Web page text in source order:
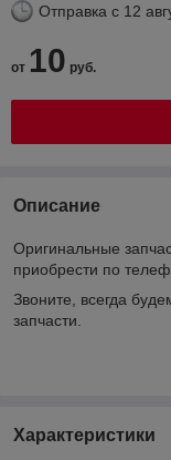
Отправка с 12
от 10 руб.
Описание
Оригинальные
приобрести по
Звоните, всегда
запчасти.
Характеристики